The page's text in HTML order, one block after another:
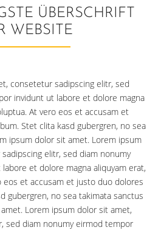
ÜBERSCHRIFT
WEBSITE
consetetur sadipscing elitr, sed
invidunt ut labore et dolore magna
At vero eos et accusam et
Stet clita kasd gubergren, no sea
ipsum dolor sit amet. Lorem ipsum
elitr, sed diam nonumy
et dolore magna aliquyam erat,
eos et accusam et justo duo dolores
gubergren, no sea takimata sanctus
Lorem ipsum dolor sit amet,
sed diam nonumy eirmod tempor